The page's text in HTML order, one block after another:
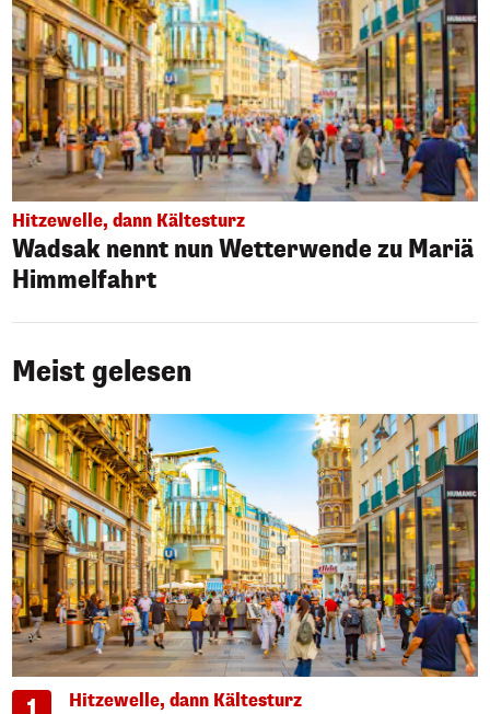
Hitzewelle, dann Kältesturz
Wadsak nennt nun Wetterwende zu Mariä
Himmelfahrt
Meist gelesen
Hitzewelle, dann Kältesturz